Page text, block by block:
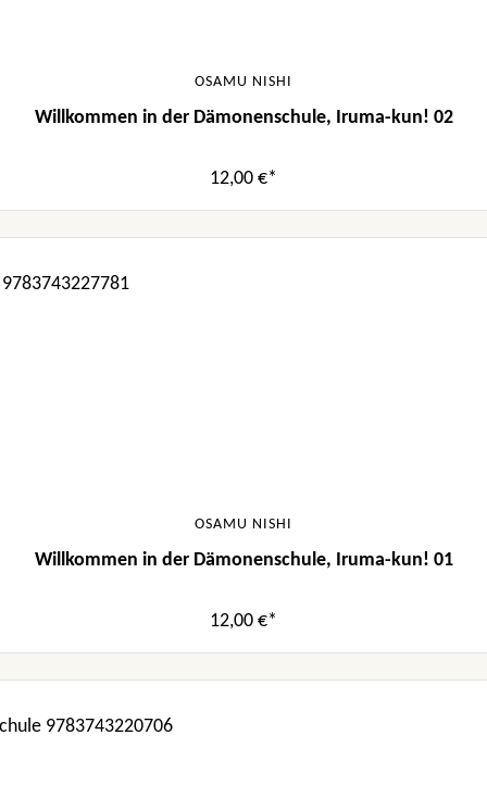
OSAMU NISHI
Willkommen in der Dämonenschule, Iruma-kun! 02
12,00 €*
OSAMU NISHI
Willkommen in der Dämonenschule, Iruma-kun! 01
12,00 €*